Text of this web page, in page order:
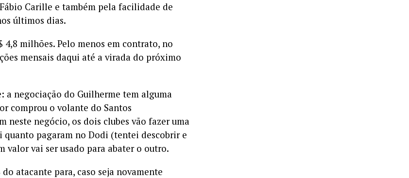
Carille e também pela facilidade de
últimos dias.
milhões. Pelo menos em contrato, no
mensais daqui até a virada do próximo
a negociação do Guilherme tem alguma
comprou o volante do Santos
neste negócio, os dois clubes vão fazer uma
quanto pagaram no Dodi (tentei descobrir e
valor vai ser usado para abater o outro.
atacante para, caso seja novamente